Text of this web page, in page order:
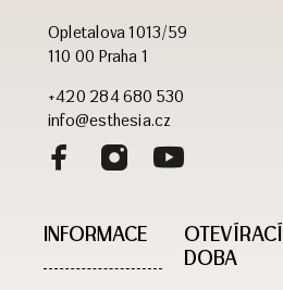
Opletalova 1013/59
110 00 Praha 1
+420 284 680 530
info@esthesia.cz
INFORMACE
OTEVÍRACÍ
DOBA​